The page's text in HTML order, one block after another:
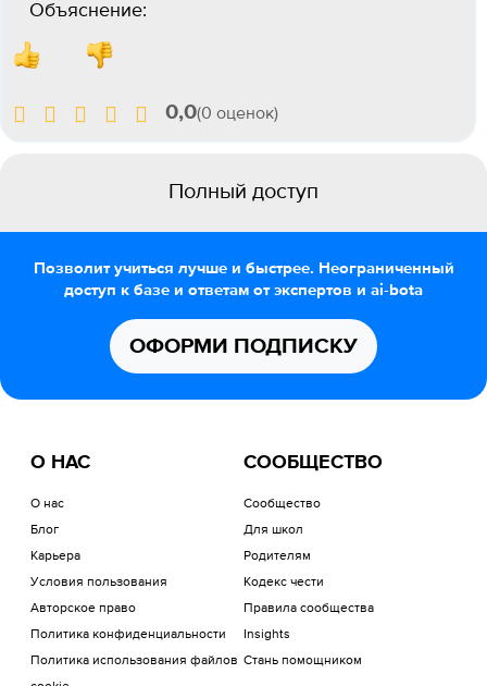
Объяснение:
0,0(0 оценок)
Полный доступ
Позволит учиться лучше и быстрее. Неограниченный
доступ к базе и ответам от экспертов и ai-bota
ОФОРМИ ПОДПИСКУ
О НАС
О нас
Блог
Карьера
Условия пользования
Авторское право
Политика конфиденциальности
Политика использования файлов
СООБЩЕСТВО
Сообщество
Для школ
Родителям
Кодекс чести
Правила сообщества
Insights
Стань помощником